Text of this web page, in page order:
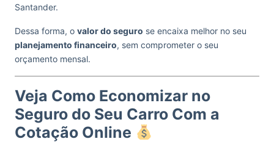
Santander.
Dessa forma, o valor do seguro se encaixa melhor no seu
planejamento financeiro, sem comprometer o seu
orçamento mensal.
Veja Como Economizar no
Seguro do Seu Carro Com a
Cotação Online